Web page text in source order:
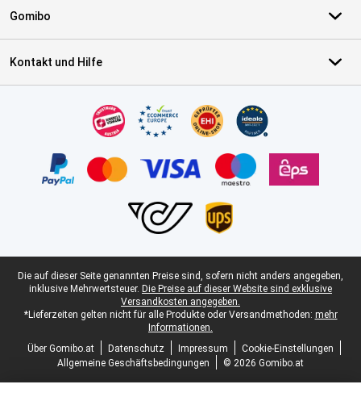
Gomibo
Kontakt und Hilfe
Juristische Fußzeile
Die auf dieser Seite genannten Preise sind, sofern nicht anders angegeben,
inklusive Mehrwertsteuer. Die Preise auf dieser Website sind exklusive
Versandkosten angegeben.
*Lieferzeiten gelten nicht für alle Produkte oder Versandmethoden: mehr
Informationen.
Über Gomibo.at
Datenschutz Impressum
Cookie-Einstellungen
Allgemeine Geschäftsbedingungen
© 2026 Gomibo.at